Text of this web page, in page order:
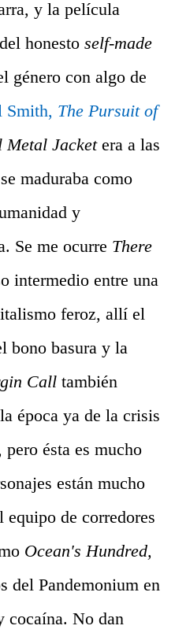
y la película
honesto self-made
género con algo de
The Pursuit of
Metal Jacketera a las
maduraba como
y
Se me ocurre There
intermedio entre una
feroz, allí el
bono basura y la
Call también
época ya de la crisis
ésta es mucho
están mucho
equipo de corredores
Ocean's Hundred,
del Pandemonium en
cocaína. No dan